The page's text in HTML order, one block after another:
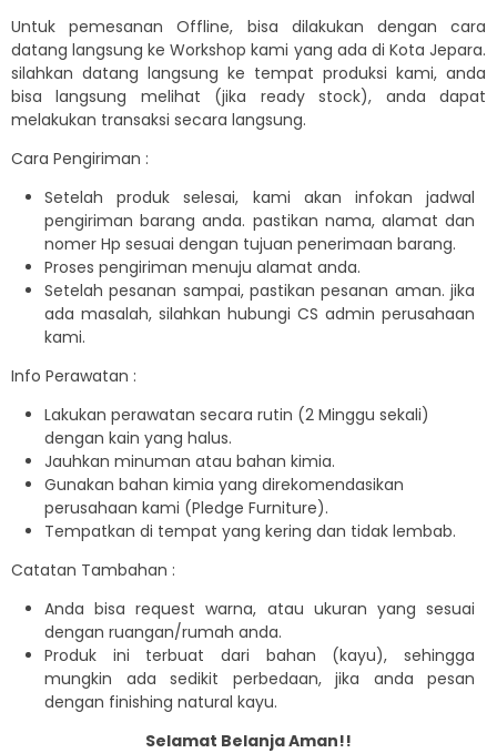
Untuk pemesanan Offline, bisa dilakukan dengan cara
datang langsung ke Workshop kami yang ada di Kota Jepara.
silahkan datang langsung ke tempat produksi kami, anda
bisa langsung melihat (jika ready stock), anda dapat
melakukan transaksi secara langsung.
Cara Pengiriman :
Setelah produk selesai, kami akan infokan jadwal
pengiriman barang anda. pastikan nama, alamat dan
nomer Hp sesuai dengan tujuan penerimaan barang.
Proses pengiriman menuju alamat anda.
Setelah pesanan sampai, pastikan pesanan aman. jika
ada masalah, silahkan hubungi CS admin perusahaan
kami.
Info Perawatan :
Lakukan perawatan secara rutin (2 Minggu sekali)
dengan kain yang halus.
Jauhkan minuman atau bahan kimia.
Gunakan bahan kimia yang direkomendasikan
perusahaan kami (Pledge Furniture).
Tempatkan di tempat yang kering dan tidak lembab.
Catatan Tambahan :
Anda bisa request warna, atau ukuran yang sesuai
dengan ruangan/rumah anda.
Produk ini terbuat dari bahan (kayu), sehingga
mungkin ada sedikit perbedaan, jika anda pesan
dengan finishing natural kayu.
Selamat Belanja Aman!!